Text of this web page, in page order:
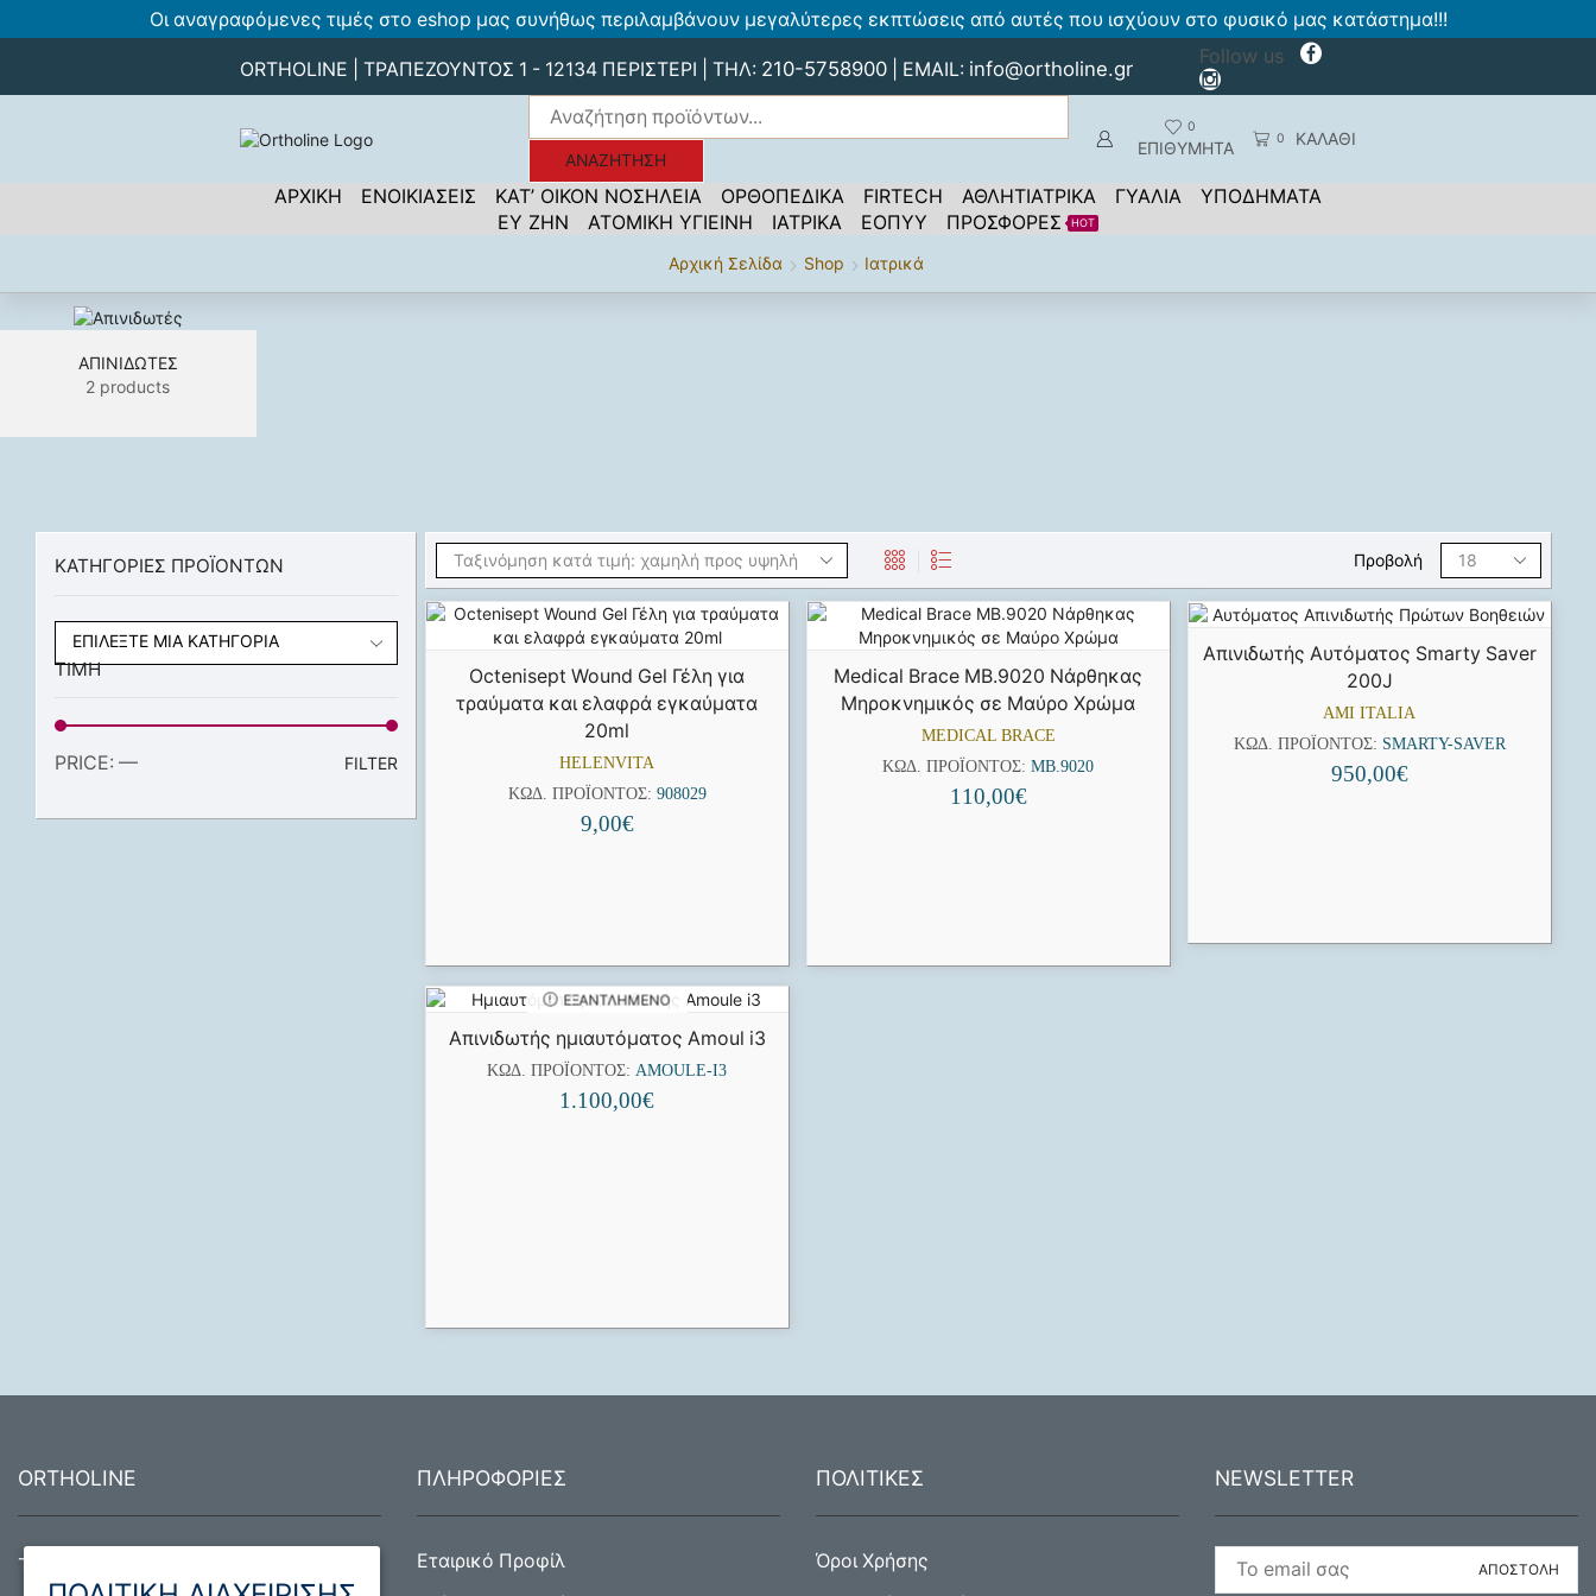
Οι αναγραφόμενες τιμές στο eshop μας συνήθως περιλαμβάνουν μεγαλύτερες εκπτώσεις από αυτές που ισχύουν στο φυσικό μας κατάστημα!!!
ORTHOLINE | ΤΡΑΠΕΖΟΥΝΤΟΣ 1 - 12134 ΠΕΡΙΣΤΕΡΙ | ΤΗΛ: 210-5758900 | EMAIL: info@ortholine.gr
Follow us
ΑΝΑΖΉΤΗΣΗ
0
ΕΠΙΘΥΜΗΤΑ 0 ΚΑΛΑΘΙ
ΑΡΧΙΚΗ ΕΝΟΙΚΙΑΣΕΙΣ ΚΑΤ’ ΟΙΚΟΝ ΝΟΣΗΛΕΙΑ ΟΡΘΟΠΕΔΙΚΑ FIRTECH ΑΘΛΗΤΙΑΤΡΙΚΑ ΓΥΑΛΙΑ
ΥΠΟΔΗΜΑΤΑ
ΕΥ ΖΗΝ
ΑΤΟΜΙΚΗ ΥΓΙΕΙΝΗ ΙΑΤΡΙΚΑ ΕΟΠΥΥ ΠΡΟΣΦΟΡΕΣ HOT
Αρχική Σελίδα Shop Ιατρικά
ΑΠΙΝΙΔΩΤΈΣ
2 products
Προβολή
Octenisept Wound Gel Γέλη για
τραύματα και ελαφρά εγκαύματα
20ml
HELENVITA
ΚΩΔ. ΠΡΟΪΌΝΤΟΣ: 908029
9,00€
Medical Brace MB.9020 Νάρθηκας
Μηροκνημικός σε Μαύρο Χρώμα
MEDICAL BRACE
ΚΩΔ. ΠΡΟΪΌΝΤΟΣ:MB.9020
110,00€
Απινιδωτής Αυτόματος Smarty Saver
200J
AMI ITALIA
ΚΩΔ. ΠΡΟΪΌΝΤΟΣ: SMARTY-SAVER
950,00€
ΕΞΑΝΤΛΗΜΈΝΟ
Απινιδωτής ημιαυτόματος Amoul i3
ΚΩΔ. ΠΡΟΪΌΝΤΟΣ: AMOULE-I3
1.100,00€
ΚΑΤΗΓΟΡΙΕΣ ΠΡΟΪΟΝΤΩΝ
ΕΠΙΛΈΞΤΕ ΜΊΑ ΚΑΤΗΓΟΡΊΑ
ΤΙΜΗ
FILTER
PRICE: —
ORTHOLINE
Τραπεζούντος 1, 12134 Περιστέρι
ΠΛΗΡΟΦΟΡΙΕΣ
Εταιρικό Προφίλ
ΠΟΛΙΤΙΚΕΣ
Όροι Χρήσης
NEWSLETTER